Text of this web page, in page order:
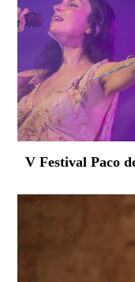
V Festival Paco